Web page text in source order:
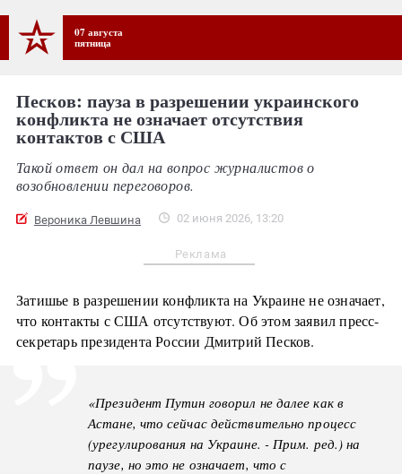
07 августа
пятница
Песков: пауза в разрешении украинского
конфликта не означает отсутствия
контактов с США
Такой ответ он дал на вопрос журналистов о
возобновлении переговоров.
Вероника Левшина 02 июня 2026, 13:20
Реклама
Затишье в разрешении конфликта на Украине не означает,
что контакты с США отсутствуют. Об этом заявил пресс-
секретарь президента России Дмитрий Песков.
«Президент Путин говорил не далее как в
Астане, что сейчас действительно процесс
(урегулирования на Украине. - Прим. ред.) на
паузе, но это не означает, что с